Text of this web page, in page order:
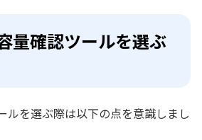
量確認ツールを選ぶ
ルを選ぶ際は以下の点を意識しまし